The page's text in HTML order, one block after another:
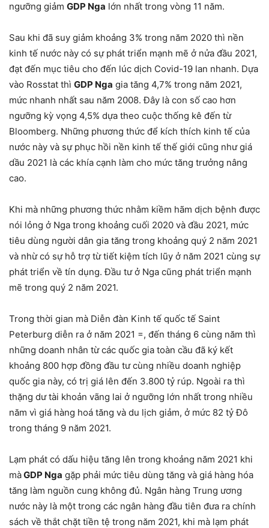
ngưỡng giảm GDP Nga lớn nhất trong vòng 11 năm.
Sau khi đã suy giảm khoảng 3% trong năm 2020 thì nền
kinh tế nước này có sự phát triển mạnh mẽ ở nửa đầu 2021,
đạt đến mục tiêu cho đến lúc dịch Covid-19 lan nhanh. Dựa
vào Rosstat thì GDP Nga gia tăng 4,7% trong năm 2021,
mức nhanh nhất sau năm 2008. Đây là con số cao hơn
ngưỡng kỳ vọng 4,5% dựa theo cuộc thống kê đến từ
Bloomberg. Những phương thức để kích thích kinh tế của
nước này và sự phục hồi nền kinh tế thế giới cũng như giá
dầu 2021 là các khía cạnh làm cho mức tăng trưởng nâng
cao.
Khi mà những phương thức nhằm kiềm hãm dịch bệnh được
nói lỏng ở Nga trong khoảng cuối 2020 và đầu 2021, mức
tiêu dùng người dân gia tăng trong khoảng quý 2 năm 2021
và nhừ có sự hỗ trợ từ tiết kiệm tích lũy ở năm 2021 cùng sự
phát triển về tín dụng. Đầu tư ở Nga cũng phát triển mạnh
mẽ trong quý 2 năm 2021.
Trong thời gian mà Diễn đàn Kinh tế quốc tế Saint
Peterburg diễn ra ở năm 2021 =, đến tháng 6 cùng năm thì
những doanh nhân từ các quốc gia toàn cầu đã ký kết
khoảng 800 hợp đồng đầu tư cùng nhiều doanh nghiệp
quốc gia này, có trị giá lên đến 3.800 tỷ rúp. Ngoài ra thì
thặng dư tài khoản vãng lai ở ngưỡng lớn nhất trong nhiều
năm vì giá hàng hoá tăng và du lịch giảm, ở mức 82 tỷ Đô
trong tháng 9 năm 2021.
Lạm phát có dấu hiệu tăng lên trong khoảng năm 2021 khi
màGDP Nga gặp phải mức tiêu dùng tăng và giá hàng hóa
tăng làm nguồn cung không đủ. Ngân hàng Trung ương
nước này là một trong các ngân hàng đầu tiên đưa ra chính
sách về thắt chặt tiền tệ trong năm 2021, khi mà lạm phát